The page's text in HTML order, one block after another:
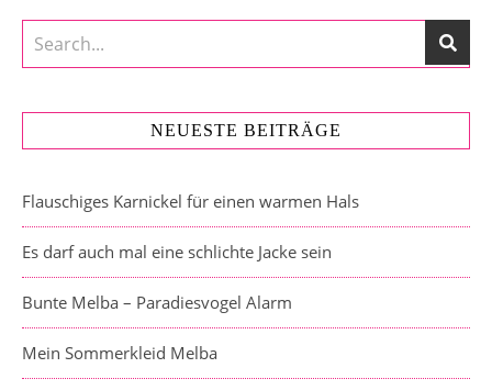
NEUESTE BEITRÄGE
Flauschiges Karnickel für einen warmen Hals
Es darf auch mal eine schlichte Jacke sein
Bunte Melba – Paradiesvogel Alarm
Mein Sommerkleid Melba